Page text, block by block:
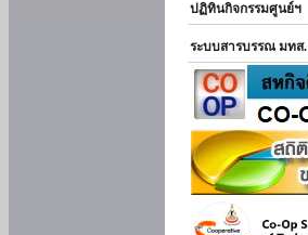
ปฏิทินกิจกรรมศูนย์ฯ
ระบบสารบรรณ มทส.